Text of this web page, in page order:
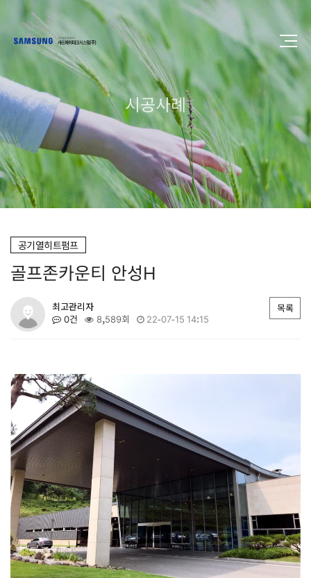
시공사례
공기열히트펌프
골프존카운티 안성H
최고관리자
0건 8,589회 22-07-15 14:15
목록